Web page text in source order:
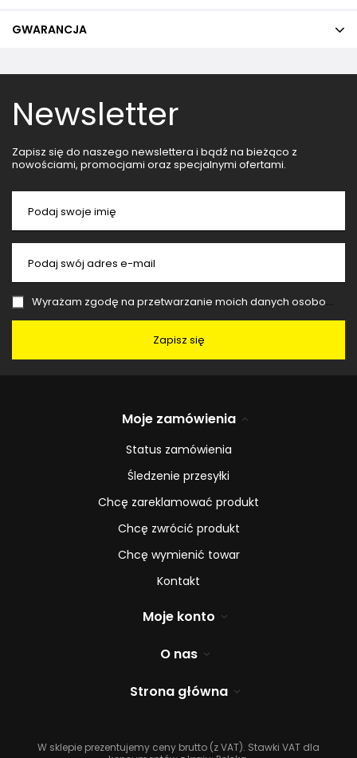
GWARANCJA
Newsletter
Zapisz się do naszego newslettera i bądź na bieżąco z
nowościami, promocjami oraz specjalnymi ofertami.
Podaj swoje imię
Podaj swój adres e-mail
Wyrażam zgodę na przetwarzanie moich danych osobowych (adres e-mail) na potrzeby wysyłki newslettera z informacją handlową (marketing). Więcej w
Zapisz się
Moje zamówienia
Status zamówienia
Śledzenie przesyłki
Chcę zareklamować produkt
Chcę zwrócić produkt
Chcę wymienić towar
Kontakt
Moje konto
O nas
Strona główna
W sklepie prezentujemy ceny brutto (z VAT). Stawki VAT dla